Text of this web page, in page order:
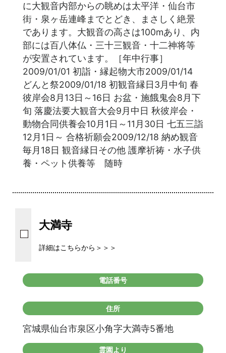
に大観音内部からの眺めは太平洋・仙台市
街・泉ヶ岳連峰までとどき、まさしく絶景
であります。大観音の高さは100mあり、内
部には百八体仏・三十三観音・十二神将等
が安置されています。［年中行事］
2009/01/01 初詣・縁起物大市2009/01/14
どんと祭2009/01/18 初観音縁日3月中旬 春
彼岸会8月13日～16日 お盆・施餓鬼会8月下
旬 落慶法要大観音大会9月中日 秋彼岸会・
動物合同供養会10月1日～11月30日 七五三詣
12月1日～ 合格祈願会2009/12/18 納め観音
毎月18日 観音縁日その他 護摩祈祷・水子供
養・ペット供養等 随時
大満寺
詳細はこちらから＞＞＞
電話番号
住所
宮城県仙台市泉区小角字大満寺5番地
霊園より